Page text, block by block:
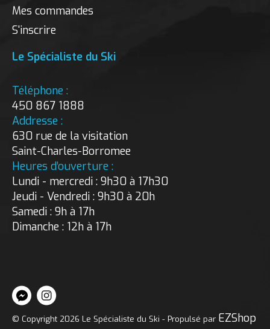
Mes commandes
S'inscrire
Le Spécialiste du Ski
Téléphone :
450 867 1888
Addresse :
630 rue de la visitation
Saint-Charles-Borromee
Heures d’ouverture :
Lundi - mercredi : 9h30 à 17h30
Jeudi - Vendredi : 9h30 à 20h
Samedi : 9h à 17h
Dimanche : 12h à 17h
© Copyright 2026 Le Spécialiste du Ski - Propulsé par EZShop